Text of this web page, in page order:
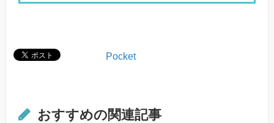
Pocket
おすすめの関連記事